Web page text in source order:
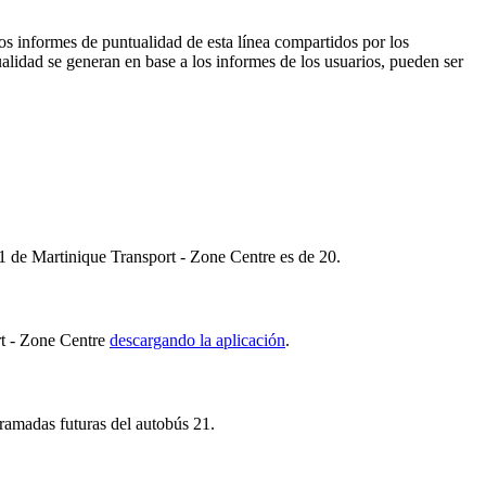
informes de puntualidad de esta línea compartidos por los
se generan en base a los informes de los usuarios, pueden ser
Martinique Transport - Zone Centre es de 20.
- Zone Centre descargando la aplicación.
futuras del autobús 21.